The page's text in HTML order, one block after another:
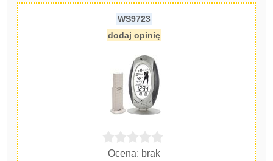
WS9723
dodaj opinię
Ocena: brak